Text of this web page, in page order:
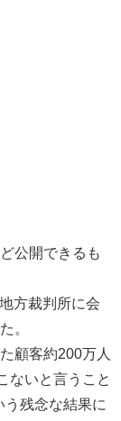
公開できるも
方裁判所に会
。
顧客約200万人
ないと言うこと
残念な結果に